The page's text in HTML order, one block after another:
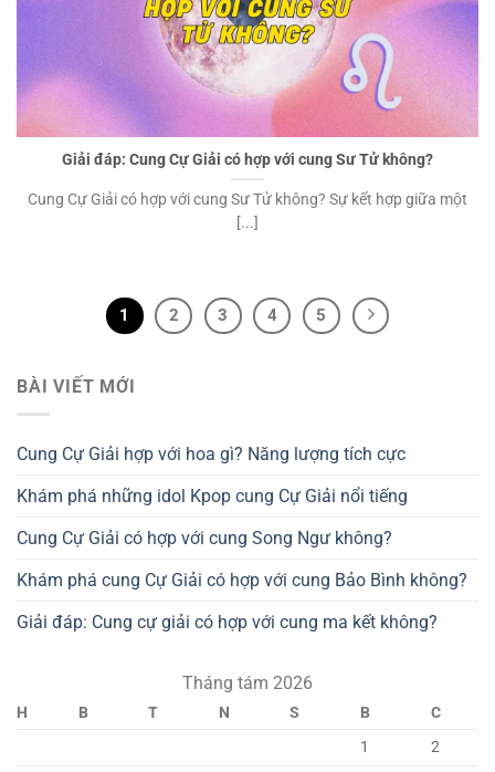
Giải đáp: Cung Cự Giải có hợp với cung Sư Tử không?
Cung Cự Giải có hợp với cung Sư Tử không? Sự kết hợp giữa một
[...]
1 2 3 4 5
BÀI VIẾT MỚI
Cung Cự Giải hợp với hoa gì? Năng lượng tích cực
Khám phá những idol Kpop cung Cự Giải nổi tiếng
Cung Cự Giải có hợp với cung Song Ngư không?
Khám phá cung Cự Giải có hợp với cung Bảo Bình không?
Giải đáp: Cung cự giải có hợp với cung ma kết không?
Tháng tám 2026
H B T N S B
C
1
2